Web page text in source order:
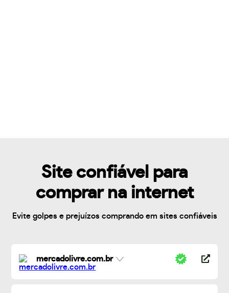
Site confiável para
comprar na internet
Evite golpes e prejuízos comprando em sites confiáveis
mercadolivre.com.br